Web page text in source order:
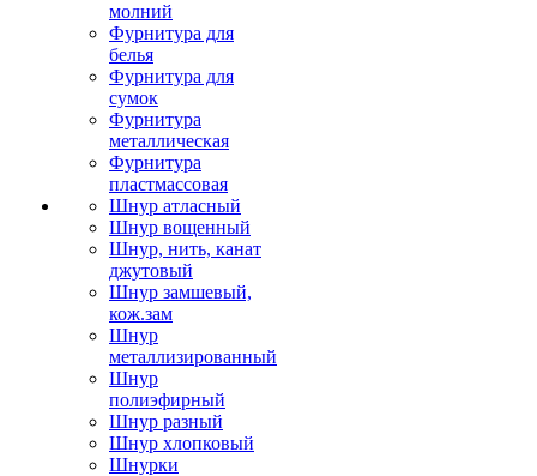
молний
Фурнитура для
белья
Фурнитура для
сумок
Фурнитура
металлическая
Фурнитура
пластмассовая
Шнур атласный
Шнур вощенный
Шнур, нить, канат
джутовый
Шнур замшевый,
кож.зам
Шнур
металлизированный
Шнур
полиэфирный
Шнур разный
Шнур хлопковый
Шнурки